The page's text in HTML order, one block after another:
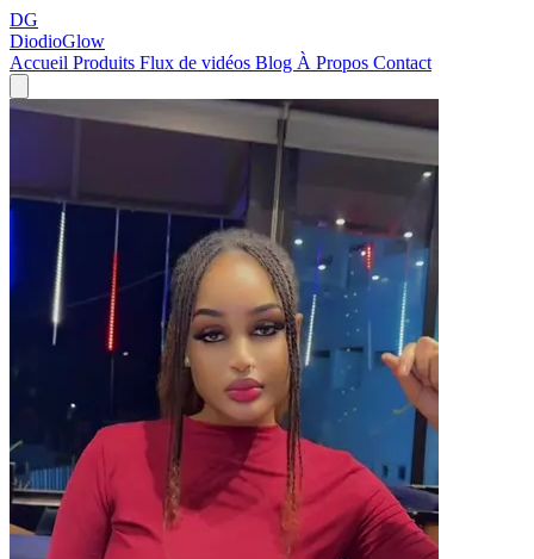
DG
DiodioGlow
Accueil Produits Flux de vidéos Blog À Propos Contact